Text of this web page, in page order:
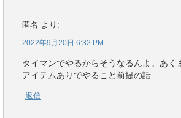
匿名 より:
2022年9月20日 6:32 PM
タイマンでやるからそうなるんよ。あく
アイテムありでやること前提の話
返信